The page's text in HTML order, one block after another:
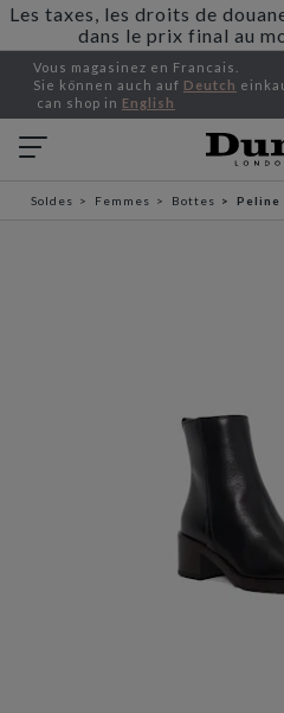
Les taxes, les droits de
dans le prix final au
Vous magasinez en Francais.
Sie können auch auf Deutch
can shop in English
Soldes Femmes Bottes Peline